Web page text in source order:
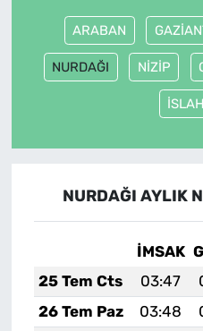
ARABAN
NURDAĞI NİZİP
NURDAĞI AYLIK
İMSAK
25 Tem Cts
03:47
26 Tem Paz
03:48